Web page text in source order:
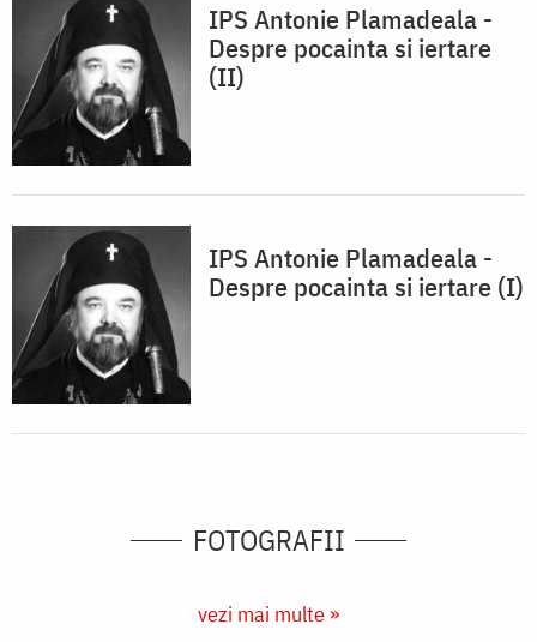
IPS Antonie Plamadeala -
Despre pocainta si iertare
(II)
IPS Antonie Plamadeala -
Despre pocainta si iertare (I)
FOTOGRAFII
vezi mai multe »